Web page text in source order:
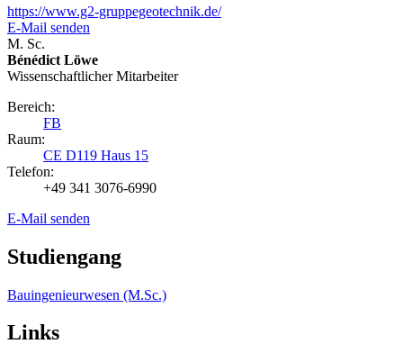
https://www.g2-gruppegeotechnik.de/
E-Mail senden
M. Sc.
Bénédict Löwe
Wissenschaftlicher Mitarbeiter
Bereich:
FB
Raum:
CE D119 Haus 15
Telefon:
+49 341 3076-6990
E-Mail senden
Studiengang
Bauingenieurwesen (M.Sc.)
Links